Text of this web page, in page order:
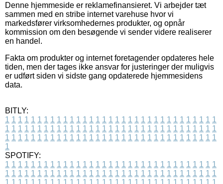
Denne hjemmeside er reklamefinansieret. Vi arbejder tæt
sammen med en stribe internet varehuse hvor vi
markedsfører virksomhedernes produkter, og opnår
kommission om den besøgende vi sender videre realiserer
en handel.
Fakta om produkter og internet foretagender opdateres hele
tiden, men der tages ikke ansvar for justeringer der muligvis
er udført siden vi sidste gang opdaterede hjemmesidens
data.
BITLY:
1 1 1 1 1 1 1 1 1 1 1 1 1 1 1 1 1 1 1 1 1 1 1 1 1 1 1 1 1 1 1 1 1
1 1 1 1 1 1 1 1 1 1 1 1 1 1 1 1 1 1 1 1 1 1 1 1 1 1 1 1 1 1 1 1 1
1 1 1 1 1 1 1 1 1 1 1 1 1 1 1 1 1 1 1 1 1 1 1 1 1 1 1 1 1 1 1 1 1
1
SPOTIFY:
1 1 1 1 1 1 1 1 1 1 1 1 1 1 1 1 1 1 1 1 1 1 1 1 1 1 1 1 1 1 1 1 1
1 1 1 1 1 1 1 1 1 1 1 1 1 1 1 1 1 1 1 1 1 1 1 1 1 1 1 1 1 1 1 1 1
1 1 1 1 1 1 1 1 1 1 1 1 1 1 1 1 1 1 1 1 1 1 1 1 1 1 1 1 1 1 1 1 1